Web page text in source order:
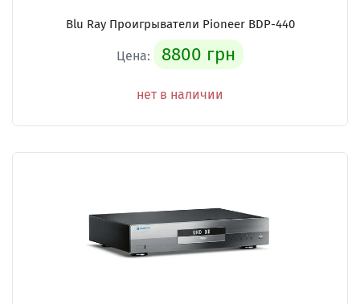
Blu Ray Проигрыватели Pioneer BDP-440
Цена: 8800 грн
нет в наличии